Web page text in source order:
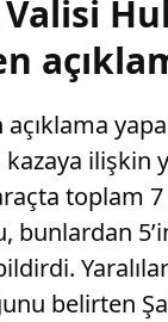
açıklama
ilişkin
toplam
bunlardan
belirten